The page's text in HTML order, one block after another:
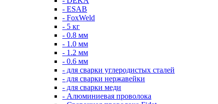
- ESAB
- FoxWeld
- 5 кг
- 0.8 мм
- 1.0 мм
- 1.2 мм
- 0.6 мм
- для сварки углеродистых сталей
- для сварки нержавейки
- для сварки меди
- Алюминиевая проволока